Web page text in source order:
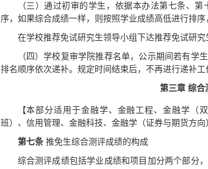
（三）通过初审的学生，依据本办法第七条、
序，如果综合成绩一样，则按照学业成绩高低进行排序
在学校推荐免试研究生领导小组下达推荐免试研究
（四）学校复审学院推荐名单，公示期间若有学
排名顺序依次递补。规定时间结束后，不再进行递补
第三章 综合
【本部分适用于金融学、金融工程、金融学（
班）、信用管理、金融科技、金融学（证券与期货方向
第七条 推免生综合测评成绩的构成
综合测评成绩包括学业成绩和项目加分两个部分